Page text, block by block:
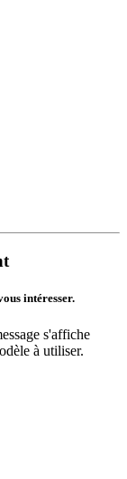
intéresser.
s'affiche
à utiliser.